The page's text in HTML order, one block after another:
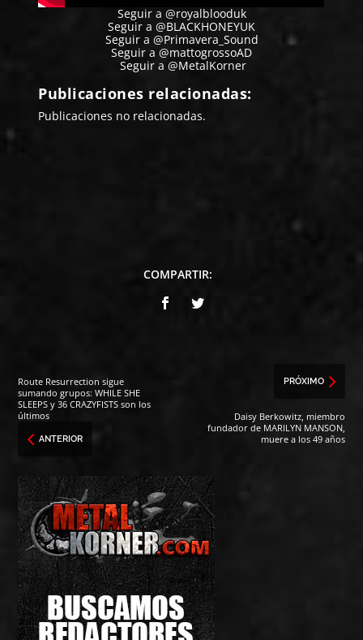
Seguir a @royalblooduk
Seguir a @BLACKHONEYUK
Seguir a @Primavera_Sound
Seguir a @mattogrossoAD
Seguir a @MetalKorner
Publicaciones relacionadas:
Publicaciones no relacionadas.
COMPARTIR:
Route Resurrection sigue
sumando grupos: WHILE SHE
SLEEPS y 36 CRAZYFISTS son los
últimos
ANTERIOR
PRÓXIMO
Daisy Berkowitz, miembro
fundador de MARILYN MANSON,
muere a los 49 años